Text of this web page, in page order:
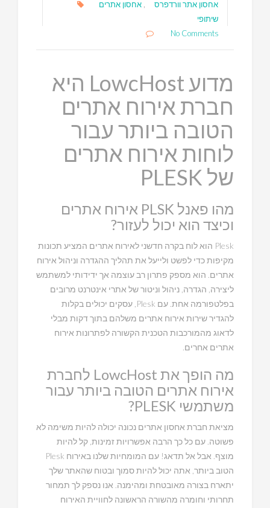
אחסון אתר וורדפרס
אחסון אתרים
שיתופי
No Comments
מדוע LowcHost היא
חברת אירוח אתרים
הטובה ביותר עבור
לוחות אירוח אתרים
של PLESK
מהו פאנל PLSK אירוח אתרים
וכיצד הוא יכול לעזור?
Plesk הוא לוח בקרה חדשני לאירוח אתרים המציע תכונות
מקיפות כדי לפשט ולייעל את תהליך ההגדרה וניהול אירוח
אתרים. הוא מספק פתרון רב עוצמה אך ידידותי למשתמש
ליצירה, הגדרה, ניהול וניטור של אתרי אינטרנט מרובים
בפלטפורמה אחת. עם Plesk, עסקים יכולים בקלות
להגדיר שירות אירוח אתרים משלהם בתוך דקות מבלי
לדאוג מהמורכבות הטכנית הקשורה לפתרונות אירוח
אתרים אחרים.
מה הופך את LowcHost לחברת
אירוח אתרים הטובה ביותר עבור
משתמשי PLESK?
מציאת חברת אחסון אתרים נכונה יכולה להיות משימה לא
פשוטה. עם כל כך הרבה אפשרויות זמינות, קל להיות
מוצף. אבל אל תדאג! עם המומחיות שלנו באירוח Plesk
הטוב ביותר, אתה יכול להיות סמוך ובטוח שהאתר שלך
יתארח בצורה מאובטחת ומהימנה. אנו נספק לך תמחור
תחרותי וחומרה מהשורה הראשונה לחוויית האירוח